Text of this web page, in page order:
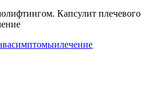
Капсулит плечевого
симптомыилечение